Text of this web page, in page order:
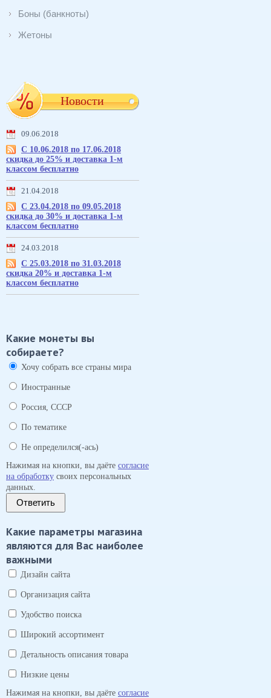
Боны (банкноты)
Жетоны
Новости
09.06.2018
С 10.06.2018 по 17.06.2018
скидка до 25% и доставка 1-м
классом бесплатно
21.04.2018
С 23.04.2018 по 09.05.2018
скидка до 30% и доставка 1-м
классом бесплатно
24.03.2018
С 25.03.2018 по 31.03.2018
скидка 20% и доставка 1-м
классом бесплатно
Какие монеты вы
собираете?
Хочу собрать все страны мира
Иностранные
Россия, СССР
По тематике
Не определился(-ась)
Нажимая на кнопки, вы даёте согласие
на обработку своих персональных
данных.
Ответить
Какие параметры магазина
являются для Вас наиболее
важными
Дизайн сайта
Организация сайта
Удобство поиска
Широкий ассортимент
Детальность описания товара
Низкие цены
Нажимая на кнопки, вы даёте согласие